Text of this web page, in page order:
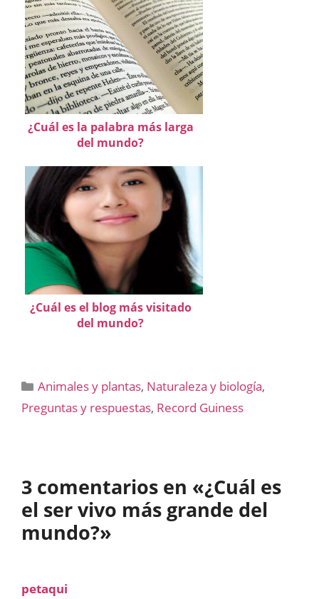
¿Cuál es la palabra más larga
del mundo?
¿Cuál es el blog más visitado
del mundo?
Categorías
Animales y plantas, Naturaleza y biología,
Preguntas y respuestas, Record Guiness
3 comentarios en «¿Cuál es
el ser vivo más grande del
mundo?»
petaqui